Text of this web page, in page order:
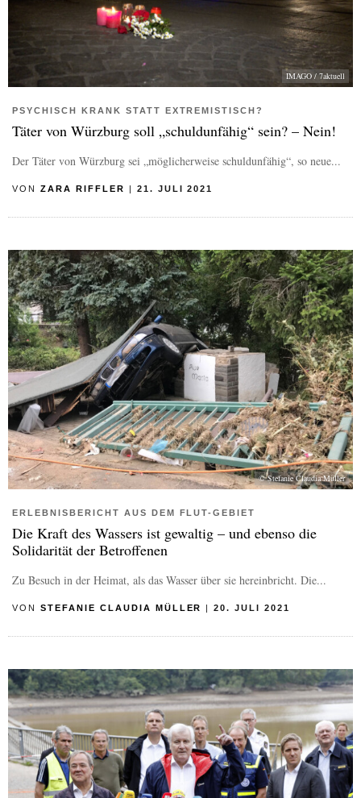
IMAGO / 7aktuell
PSYCHISCH KRANK STATT EXTREMISTISCH?
Täter von Würzburg soll „schuldunfähig“ sein? – Nein!
Der Täter von Würzburg sei „möglicherweise schuldunfähig“, so neue...
VON ZARA RIFFLER | 21. JULI 2021
© Stefanie Claudia Müller
ERLEBNISBERICHT AUS DEM FLUT-GEBIET
Die Kraft des Wassers ist gewaltig – und ebenso die
Solidarität der Betroffenen
Zu Besuch in der Heimat, als das Wasser über sie hereinbricht. Die...
VON STEFANIE CLAUDIA MÜLLER |20. JULI 2021